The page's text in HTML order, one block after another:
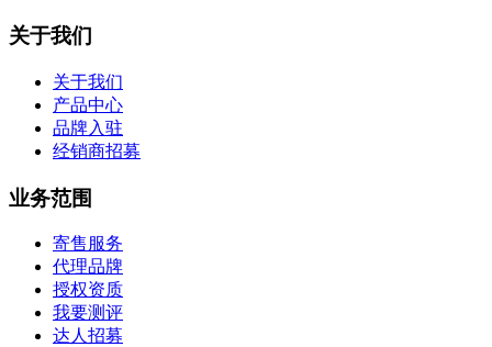
关于我们
关于我们
产品中心
品牌入驻
经销商招募
业务范围
寄售服务
代理品牌
授权资质
我要测评
达人招募